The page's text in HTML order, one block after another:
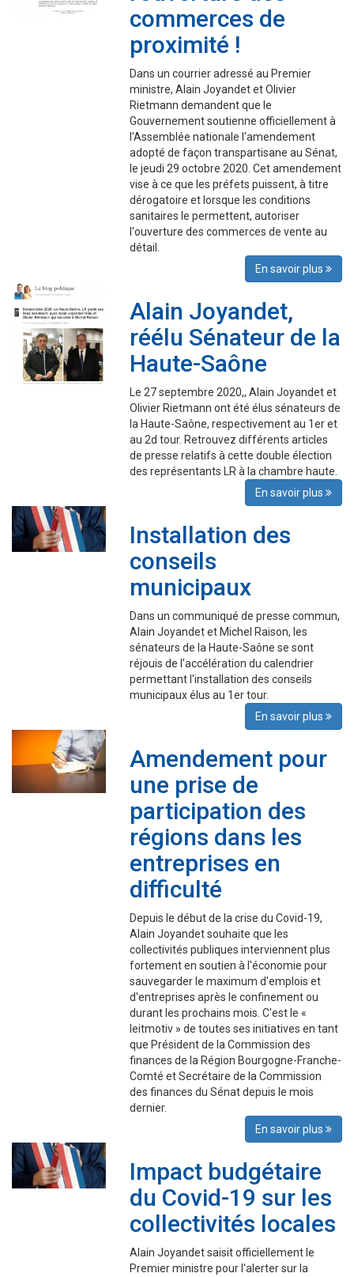
commerces de
proximité !
Dans un courrier adressé au Premier
ministre, Alain Joyandet et Olivier
Rietmann demandent que le
Gouvernement soutienne officiellement à
l'Assemblée nationale l'amendement
adopté de façon transpartisane au Sénat,
le jeudi 29 octobre 2020. Cet amendement
vise à ce que les préfets puissent, à titre
dérogatoire et lorsque les conditions
sanitaires le permettent, autoriser
l'ouverture des commerces de vente au
détail.
En savoir plus
Alain Joyandet,
réélu Sénateur de la
Haute-Saône
Le 27 septembre 2020,, Alain Joyandet et
Olivier Rietmann ont été élus sénateurs de
la Haute-Saône, respectivement au 1er et
au 2d tour. Retrouvez différents articles
de presse relatifs à cette double élection
des représentants LR à la chambre haute.
En savoir plus
Installation des
conseils
municipaux
Dans un communiqué de presse commun,
Alain Joyandet et Michel Raison, les
sénateurs de la Haute-Saône se sont
réjouis de l'accélération du calendrier
permettant l'installation des conseils
municipaux élus au 1er tour.
En savoir plus
Amendement pour
une prise de
participation des
régions dans les
entreprises en
difficulté
Depuis le début de la crise du Covid-19,
Alain Joyandet souhaite que les
collectivités publiques interviennent plus
fortement en soutien à l'économie pour
sauvegarder le maximum d'emplois et
d'entreprises après le confinement ou
durant les prochains mois. C'est le «
leitmotiv » de toutes ses initiatives en tant
que Président de la Commission des
finances de la Région Bourgogne-Franche-
Comté et Secrétaire de la Commission
des finances du Sénat depuis le mois
dernier.
En savoir plus
Impact budgétaire
du Covid-19 sur les
collectivités locales
Alain Joyandet saisit officiellement le
Premier ministre pour l'alerter sur la